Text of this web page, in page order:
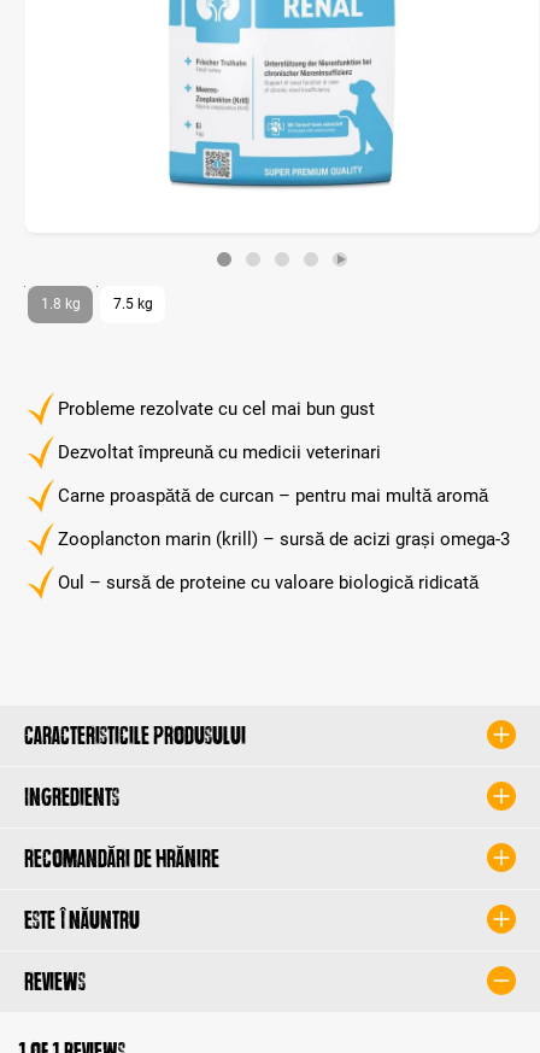
Probleme rezolvate cu cel mai bun gust
Dezvoltat împreună cu medicii veterinari
Carne proaspătă de curcan – pentru mai multă aromă
Zooplancton marin (krill) – sursă de acizi grași omega-3
Oul – sursă de proteine ​​cu valoare biologică ridicată
1.8 kg 7.5 kg
Caracteristicile produsului
Ingredients
Recomandări de hrănire
Este înăuntru
Reviews